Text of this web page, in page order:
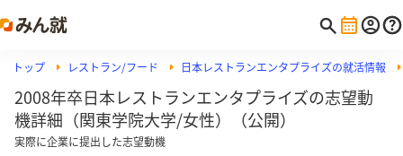
トップ レストラン/フード 日本レストランエンタプライズの就活情報
2008年卒日本レストランエンタプライズの志望動
機詳細（関東学院大学/女性）（公開）
実際に企業に提出した志望動機